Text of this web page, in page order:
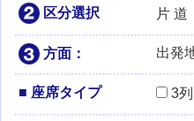
区分選択 片 道
方面： 出発
■ 座席タイプ 3